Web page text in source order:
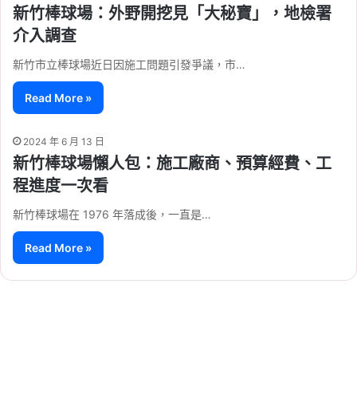
新竹棒球場：外野開挖見「大秘寶」，地檢署
介入調查
新竹市立棒球場近日因施工問題引發爭議，市…
Read More »
2024 年 6 月 13 日
新竹棒球場懶人包：施工廠商、預算經費、工
程進度一次看
新竹棒球場在 1976 年落成後，一直是…
Read More »